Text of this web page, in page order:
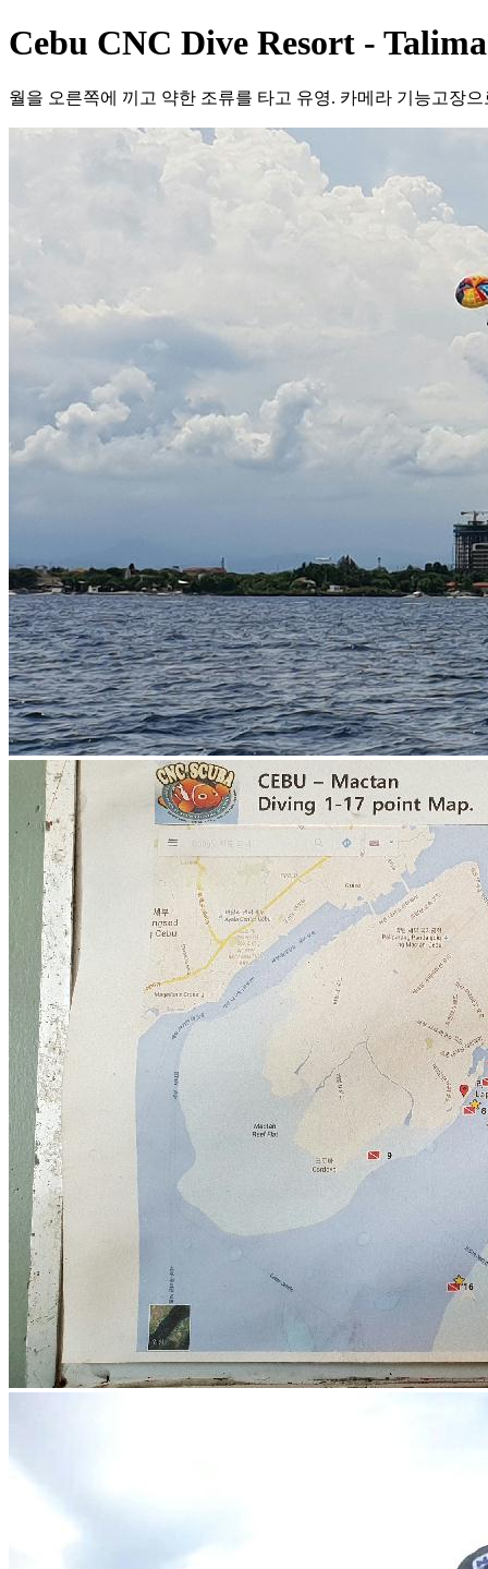
Cebu CNC Dive Resort -
월을 오른쪽에 끼고 약한 조류를 타고 유영. 카메라 기능고장